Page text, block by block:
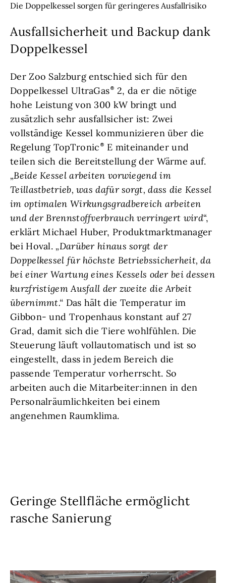
Die Doppelkessel sorgen für geringeres Ausfallrisiko
Ausfallsicherheit und Backup dank
Doppelkessel
Der Zoo Salzburg entschied sich für den
Doppelkessel UltraGas
2, da er die nötige
hohe Leistung von 300 kW bringt und
zusätzlich sehr ausfallsicher ist: Zwei
vollständige Kessel kommunizieren über die
Regelung TopTronic
E miteinander und
teilen sich die Bereitstellung der Wärme auf.
„Beide Kessel arbeiten vorwiegend im
Teillastbetrieb, was dafür sorgt, dass die Kessel
im optimalen Wirkungsgradbereich arbeiten
und der Brennstoffverbrauch verringert wird“,
erklärt Michael Huber, Produktmarktmanager
bei Hoval.„Darüber hinaus sorgt der
Doppelkessel für höchste Betriebssicherheit, da
bei einer Wartung eines Kessels oder bei dessen
kurzfristigem Ausfall der zweite die Arbeit
übernimmt.“ Das hält die Temperatur im
Gibbon- und Tropenhaus konstant auf 27
Grad, damit sich die Tiere wohlfühlen. Die
Steuerung läuft vollautomatisch und ist so
eingestellt, dass in jedem Bereich die
passende Temperatur vorherrscht. So
arbeiten auch die Mitarbeiter:innen in den
Personalräumlichkeiten bei einem
angenehmen Raumklima.
Geringe Stellfläche ermöglicht
rasche Sanierung